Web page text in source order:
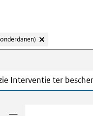
Einddatum van de